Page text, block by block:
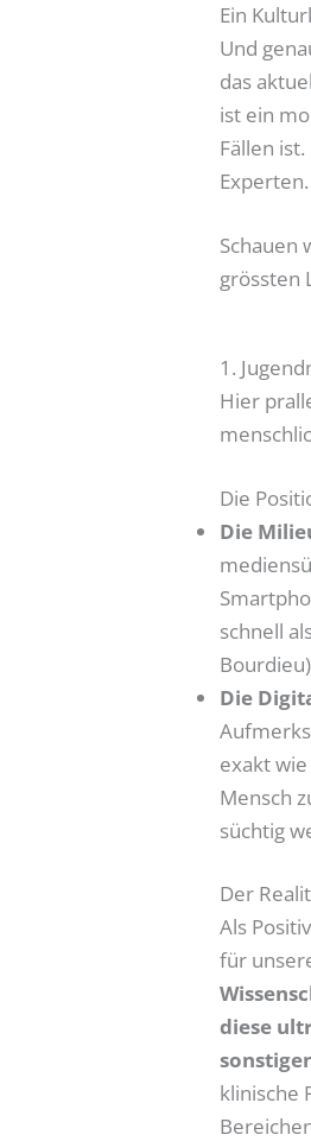
Ein
Und
das
ist ein
Fällen
Experten.
Schauen
grössten
1.
Hier
Die
Die
schnell
Die
exakt
Mensch
süchtig
Der
Als
für
diese
klinische